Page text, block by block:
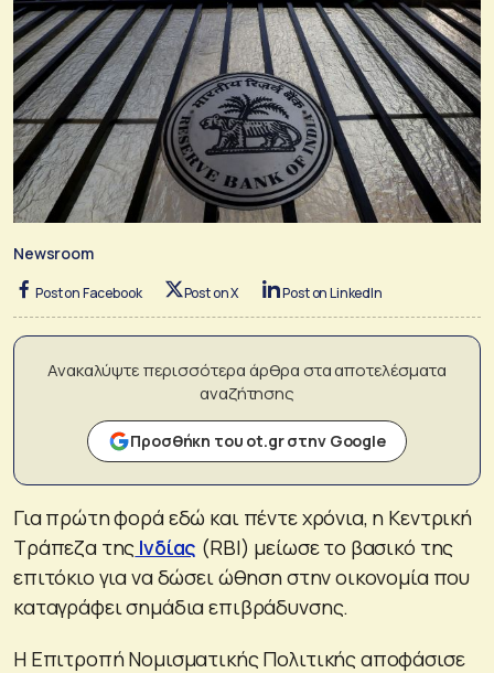
Newsroom
Post on Facebook Post on X Post on LinkedIn
Ανακαλύψτε περισσότερα άρθρα στα αποτελέσματα
αναζήτησης
Προσθήκη του ot.gr στην Google
Για πρώτη φορά εδώ και πέντε χρόνια, η Κεντρική
Τράπεζα της Ινδίας (RBI) μείωσε το βασικό της
επιτόκιο για να δώσει ώθηση στην οικονομία που
καταγράφει σημάδια επιβράδυνσης.
Η Επιτροπή Νομισματικής Πολιτικής αποφάσισε